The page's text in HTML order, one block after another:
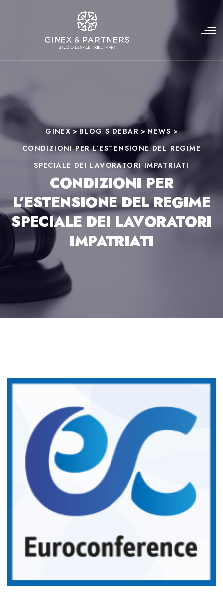
GINEX>BLOG SIDEBAR > NEWS >
CONDIZIONI PER L’ESTENSIONE DEL REGIME
SPECIALE DEI LAVORATORI IMPATRIATI
CONDIZIONI PER
L’ESTENSIONE DEL REGIME
SPECIALE DEI LAVORATORI
IMPATRIATI